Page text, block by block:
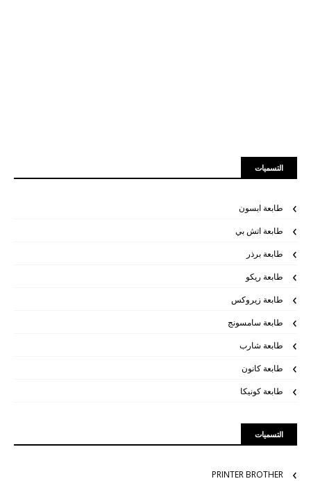
التسميات
طابعة ابسون
طابعة اتش بي
طابعة برذر
طابعة ريكو
طابعة زيروكس
طابعة سامسونج
طابعة شارب
طابعة كانون
طابعة كونيكا
التسميات
PRINTER BROTHER